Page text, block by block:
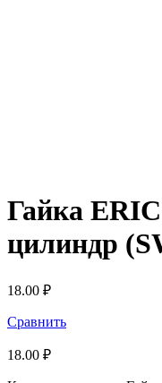
Гайка
цилиндр
18.00 ₽
Сравнить
18.00 ₽